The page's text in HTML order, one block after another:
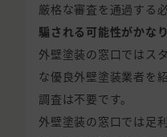
厳格な審査を通過する
騙される可能性がかな
外壁塗装の窓口ではス
な優良外壁塗装業者を
調査は不要です。
外壁塗装の窓口では足